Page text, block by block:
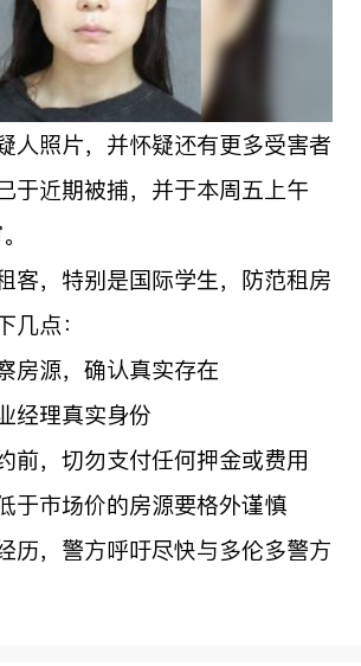
人照片，并怀疑还有更多受害者
于近期被捕，并于本周五上午
客，特别是国际学生，防范租房
几点：
房源，确认真实存在
经理真实身份
前，切勿支付任何押金或费用
于市场价的房源要格外谨慎
历，警方呼吁尽快与多伦多警方